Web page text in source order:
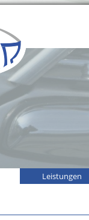
Leistungen